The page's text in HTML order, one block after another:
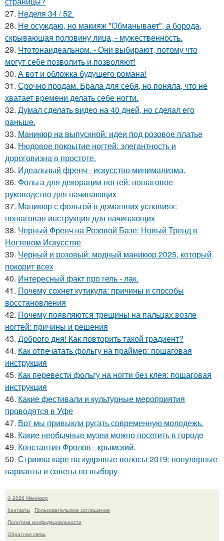
27. Неделя 34 / 52.
28. Не осуждаю, но макияж "Обманывает", а борода,
скрывающая половину лица, - мужественность.
29. Чтотонаидеальном. - Они выбирают, потому что
могут себе позволить и позволяют!
30. А вот и обложка будущего романа!
31. Срочно продам. Брала для себя, но поняла, что не
хватает времени делать себе ногти.
32. Думал сделать видео на 40 дней, но сделал его
раньше.
33. Маникюр на выпускной: идеи под розовое платье
34. Нюдовое покрытие ногтей: элегантность и
дороговизна в простоте.
35. Идеальный френч - искусство минимализма.
36. Фольга для декорации ногтей: пошаговое
руководство для начинающих
37. Маникюр с фольгой в домашних условиях:
пошаговая инструкция для начинающих
38. Черный Френч на Розовой Базе: Новый Тренд в
Ногтевом Искусстве
39. Черный и розовый: модный маникюр 2025, который
покорит всех
40. Интересный факт про гель - лак.
41. Почему сохнет кутикула: причины и способы
восстановления
42. Почему появляются трещины на пальцах возле
ногтей: причины и решения
43. Доброго дня! Как повторить такой градиент?
44. Как отпечатать фольгу на праймер: пошаговая
инструкция
45. Как перевести фольгу на ногти без клея: пошаговая
инструкция
46. Какие фестивали и культурные мероприятия
проводятся в Уфе
47. Вот мы привыкли ругать современную молодежь.
48. Какие необычные музеи можно посетить в городе
49. Константин Фролов - крымский.
50. Стрижка каре на кудрявые волосы 2019: популярные
варианты и советы по выбору
© 2026 Маникюр
Контакты
Пользовательское соглашение
Политика конфидециальности
Обратная связь